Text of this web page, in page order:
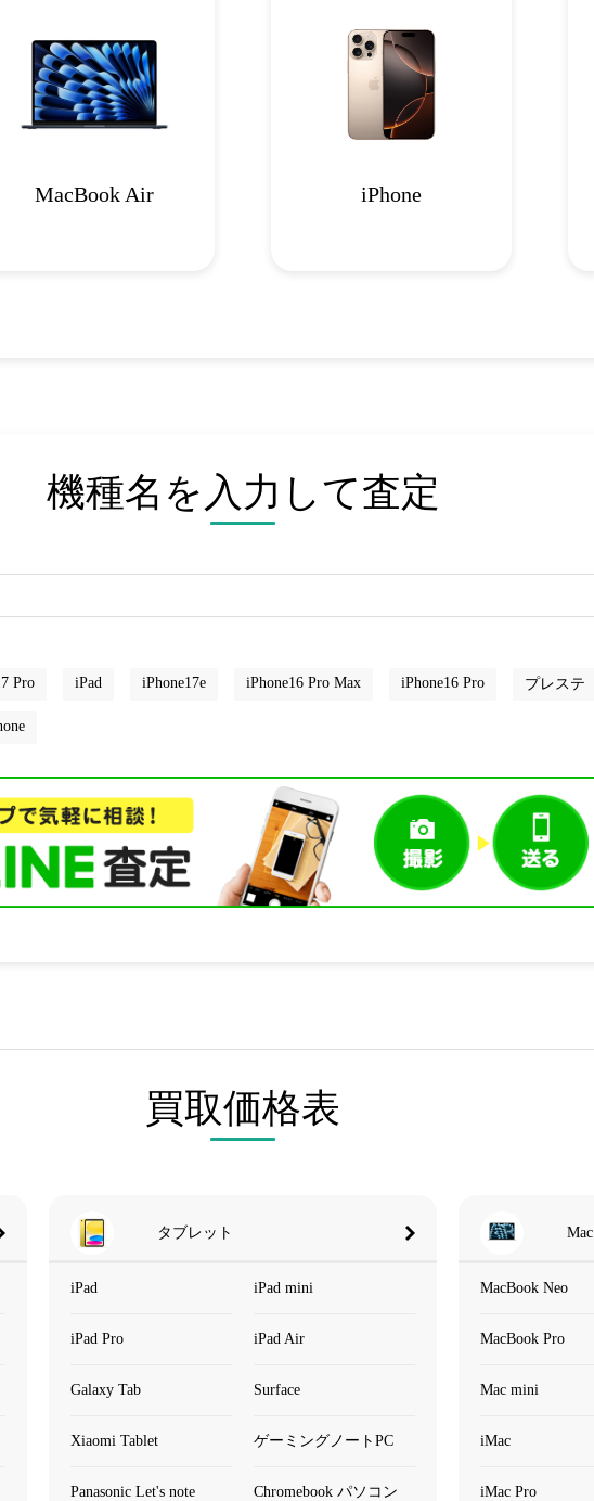
MacBook Air iPhone
機種名を入力して査定
Pro iPad iPhone17e iPhone16 Pro Max iPhone16 Pro プレステ
買取価格表
タブレット
iPad iPad mini
iPad Pro iPad Air
Galaxy Tab Surface
Xiaomi Tablet ゲーミングノートPC
Panasonic Let's note Chromebook パソコン
Mac
MacBook Neo
MacBook Pro
Mac mini
iMac
iMac Pro